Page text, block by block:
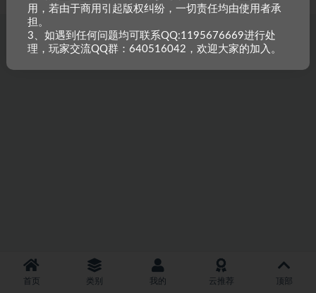
首页 类别 我的 云推荐 顶部
用，若由于商用引起版权纠纷，一切责任均由使用者承
担。
3、如遇到任何问题均可联系QQ:1195676669进行处
理，玩家交流QQ群：640516042，欢迎大家的加入。